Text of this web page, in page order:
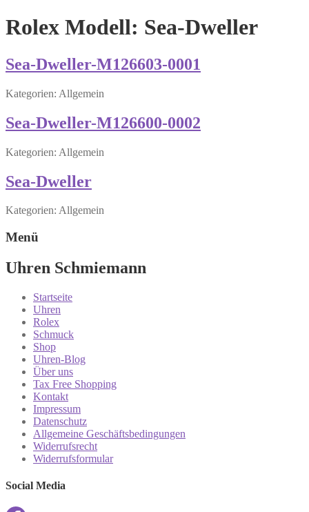
Rolex Modell: Sea-Dweller
Sea-Dweller-M126603-0001
Kategorien: Allgemein
Sea-Dweller-M126600-0002
Kategorien: Allgemein
Sea-Dweller
Kategorien: Allgemein
Menü
Uhren Schmiemann
Startseite
Uhren
Rolex
Schmuck
Shop
Uhren-Blog
Über uns
Tax Free Shopping
Kontakt
Impressum
Datenschutz
Allgemeine Geschäftsbedingungen
Widerrufsrecht
Widerrufsformular
Social Media